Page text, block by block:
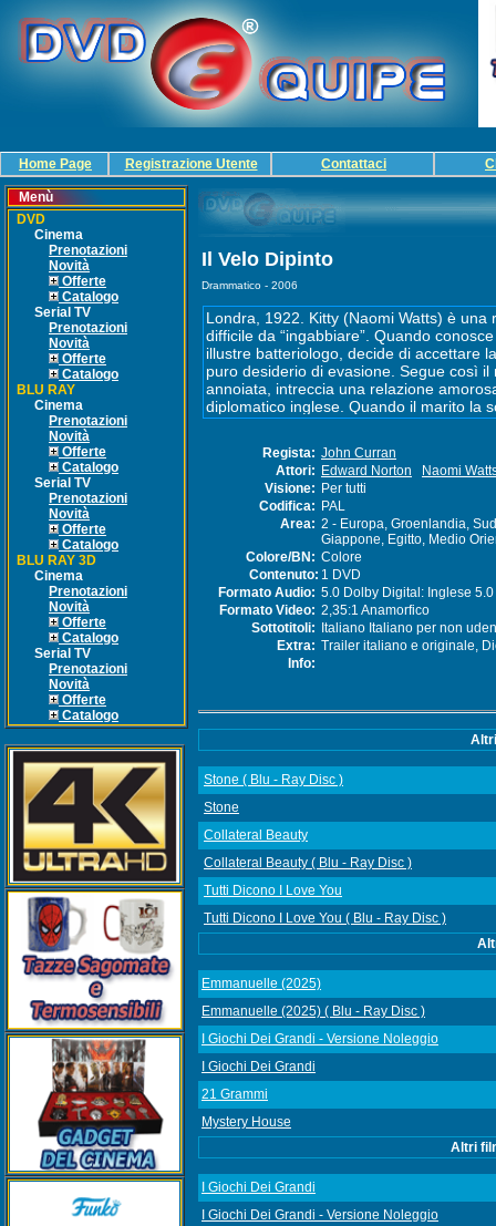
Home Page Registrazione Utente Contattaci
Menù
DVD
Cinema
Prenotazioni
Novità
Offerte
Catalogo
Serial TV
Prenotazioni
Novità
Offerte
Catalogo
BLU RAY
Cinema
Prenotazioni
Novità
Offerte
Catalogo
Serial TV
Prenotazioni
Novità
Offerte
Catalogo
BLU RAY 3D
Cinema
Prenotazioni
Novità
Offerte
Catalogo
Serial TV
Prenotazioni
Novità
Offerte
Catalogo
Il Velo Dipinto
Drammatico - 2006
Regista: John Curran
Attori: Edward Norton
Naomi
Visione: Per tutti
Codifica: PAL
Area: 2 - Europa, Groenlandia,
Giappone, Egitto, Medio
Colore/BN: Colore
Contenuto: 1 DVD
Formato Audio: 5.0 Dolby Digital: Inglese
Formato Video: 2,35:1 Anamorfico
Sottotitoli:
Italiano Italiano per non
Extra: Trailer italiano e originale,
Info:
Stone ( Blu - Ray Disc )
Stone
Collateral Beauty
Collateral Beauty ( Blu - Ray Disc )
Tutti Dicono I Love You
Tutti Dicono I Love You ( Blu - Ray Disc )
Emmanuelle (2025)
Emmanuelle (2025) ( Blu - Ray Disc )
I Giochi Dei Grandi - Versione Noleggio
I Giochi Dei Grandi
21 Grammi
Mystery House
Altri
I Giochi Dei Grandi
I Giochi Dei Grandi - Versione Noleggio